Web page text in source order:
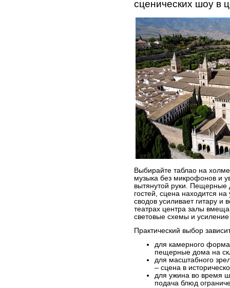
сценических шоу в
Выбирайте таблао на
музыка без микрофонов и
вытянутой руки.
гостей, сцена находится на
сводов усиливает гитару и
театрах центрa залы
световые схемы и усиление
Практический выбор
для камерного
пещерные дома на
для масштабного
– сцена в
для ужина во время
подача блюд